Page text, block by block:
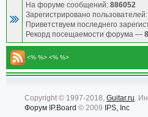
На форуме сообщений: 886052
Зарегистрировано пользователей:
Приветствуем последнего
Рекорд посещаемости форума —
<% %> <% %>
Copyright © 1997-2018, Guitar.ru.
Форум IP.Board © 2009 IPS, Inc